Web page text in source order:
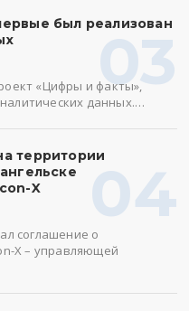
03
был реализован
«Цифры и факты»,
данных.…
04
территории
X
соглашение о
X – управляющей